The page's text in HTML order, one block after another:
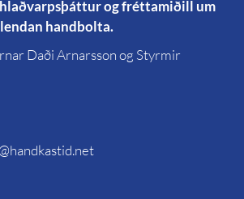
og fréttamiðill um
handbolta.
Daði Arnarsson og Styrmir
@handkastid.net